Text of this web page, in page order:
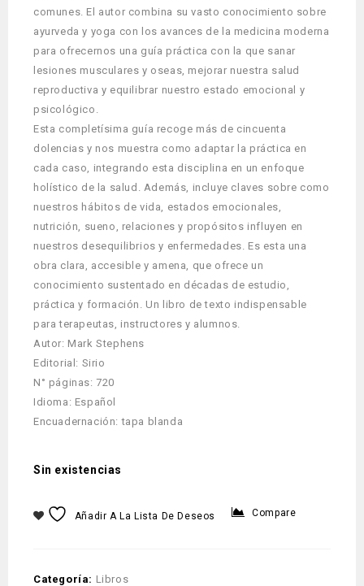
comunes. El autor combina su vasto conocimiento sobre
ayurveda y yoga con los avances de la medicina moderna
para ofrecernos una guía práctica con la que sanar
lesiones musculares y oseas, mejorar nuestra salud
reproductiva y equilibrar nuestro estado emocional y
psicológico.
Esta completísima guía recoge más de cincuenta
dolencias y nos muestra como adaptar la práctica en
cada caso, integrando esta disciplina en un enfoque
holístico de la salud. Además, incluye claves sobre como
nuestros hábitos de vida, estados emocionales,
nutrición, sueno, relaciones y propósitos influyen en
nuestros desequilibrios y enfermedades. Es esta una
obra clara, accesible y amena, que ofrece un
conocimiento sustentado en décadas de estudio,
práctica y formación. Un libro de texto indispensable
para terapeutas, instructores y alumnos.
Autor: Mark Stephens
Editorial: Sirio
N° páginas: 720
Idioma: Español
Encuadernación: tapa blanda
Sin existencias
Añadir A La Lista De Deseos Compare
Categoría: Libros